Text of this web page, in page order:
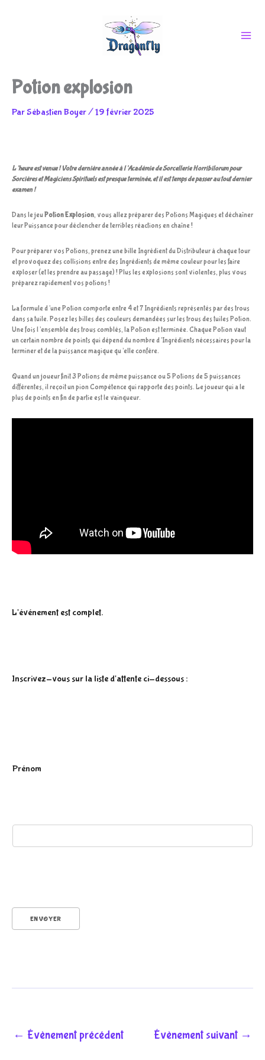
contenu
Potion explosion
Par Sébastien Boyer/19 février 2025
L’heure est venue ! Votre dernière année à l’Académie de Sorcellerie Horribilorum pour
Sorcières et Magiciens Spirituels est presque terminée, et il est temps de passer au tout dernier
examen !
Dans le jeuPotion Explosion, vous allez préparer des Potions Magiques et déchaîner
leur Puissance pour déclencher de terribles réactions en chaîne !
Pour préparer vos Potions, prenez une bille Ingrédient du Distributeur à chaque tour
et provoquez des collisions entre des Ingrédients de même couleur pour les faire
exploser (et les prendre au passage) ! Plus les explosions sont violentes, plus vous
préparez rapidement vos potions !
La formule d’une Potion comporte entre 4 et 7 Ingrédients représentés par des trous
dans sa tuile. Posez les billes des couleurs demandées sur les trous des tuiles Potion.
Une fois l’ensemble des trous comblés, la Potion est terminée. Chaque Potion vaut
un certain nombre de points qui dépend du nombre d’Ingrédients nécessaires pour la
terminer et de la puissance magique qu’elle confère.
Quand un joueur finit 3 Potions de même puissance ou 5 Potions de 5 puissances
différentes, il reçoit un pion Compétence qui rapporte des points. Le joueur qui a le
plus de points en fin de partie est le vainqueur.
L'événement est complet.
Inscrivez-vous sur la liste d'attente ci-dessous :
r
Prénom
ENVOYER
← Évènement précédent Évènement suivant →